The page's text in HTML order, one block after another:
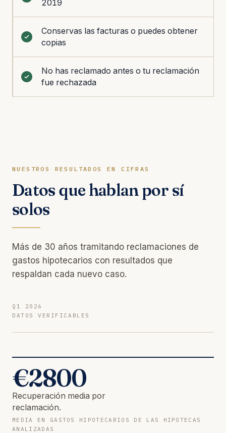
2019
Conservas las facturas o puedes obtener
copias
No has reclamado antes o tu reclamación
fue rechazada
NUESTROS RESULTADOS EN CIFRAS
Datos que hablan por sí
solos
Más de 30 años tramitando reclamaciones de
gastos hipotecarios con resultados que
respaldan cada nuevo caso.
Q1 2026
DATOS VERIFICABLES
€2800
Recuperación media por
reclamación.
MEDIA EN GASTOS HIPOTECARIOS DE LAS HIPOTECAS
ANALIZADAS